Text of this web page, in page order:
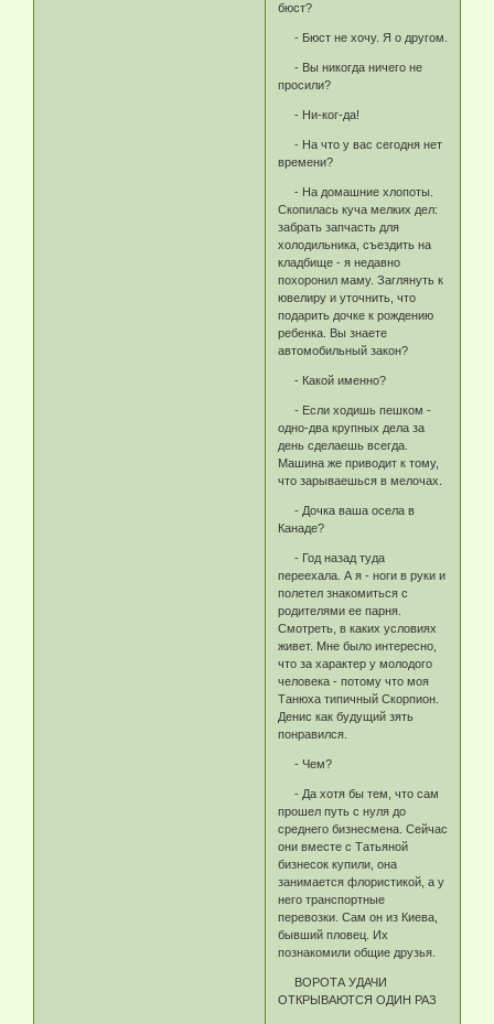
бюст?
- Бюст не хочу. Я о другом.
- Вы никогда ничего не
просили?
- Ни-ког-да!
- На что у вас сегодня нет
времени?
- На домашние хлопоты.
Скопилась куча мелких дел:
забрать запчасть для
холодильника, съездить на
кладбище - я недавно
похоронил маму. Заглянуть к
ювелиру и уточнить, что
подарить дочке к рождению
ребенка. Вы знаете
автомобильный закон?
- Какой именно?
- Если ходишь пешком -
одно-два крупных дела за
день сделаешь всегда.
Машина же приводит к тому,
что зарываешься в мелочах.
- Дочка ваша осела в
Канаде?
- Год назад туда
переехала. А я - ноги в руки и
полетел знакомиться с
родителями ее парня.
Смотреть, в каких условиях
живет. Мне было интересно,
что за характер у молодого
человека - потому что моя
Танюха типичный Скорпион.
Денис как будущий зять
понравился.
- Чем?
- Да хотя бы тем, что сам
прошел путь с нуля до
среднего бизнесмена. Сейчас
они вместе с Татьяной
бизнесок купили, она
занимается флористикой, а у
него транспортные
перевозки. Сам он из Киева,
бывший пловец. Их
познакомили общие друзья.
ВОРОТА УДАЧИ
ОТКРЫВАЮТСЯ ОДИН РАЗ